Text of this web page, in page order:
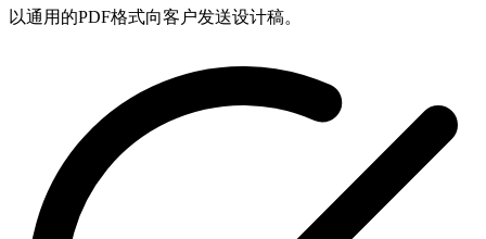
以通用的PDF格式向客户发送设计稿。